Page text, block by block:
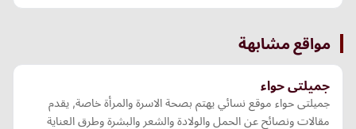
مواقع مشابهة
جميلتى حواء
جميلتى حواء موقع نسائي يهتم بصحة الاسرة والمرأة خاصة, يقدم
مقالات ونصائح عن الحمل والولادة والشعر والبشرة وطرق العناية